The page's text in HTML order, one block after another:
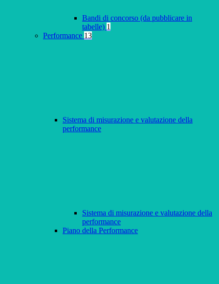
Bandi di concorso (da pubblicare in
tabelle) 1
Performance 13
Sistema di misurazione e valutazione della
performance
Sistema di misurazione e valutazione della
performance
Piano della Performance